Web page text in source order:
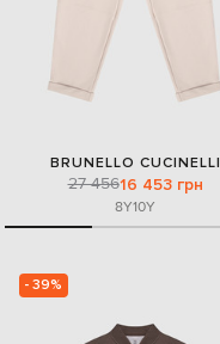
BRUNELLO CUCINELLI
27 45616 453 грн
8Y10Y
- 39%